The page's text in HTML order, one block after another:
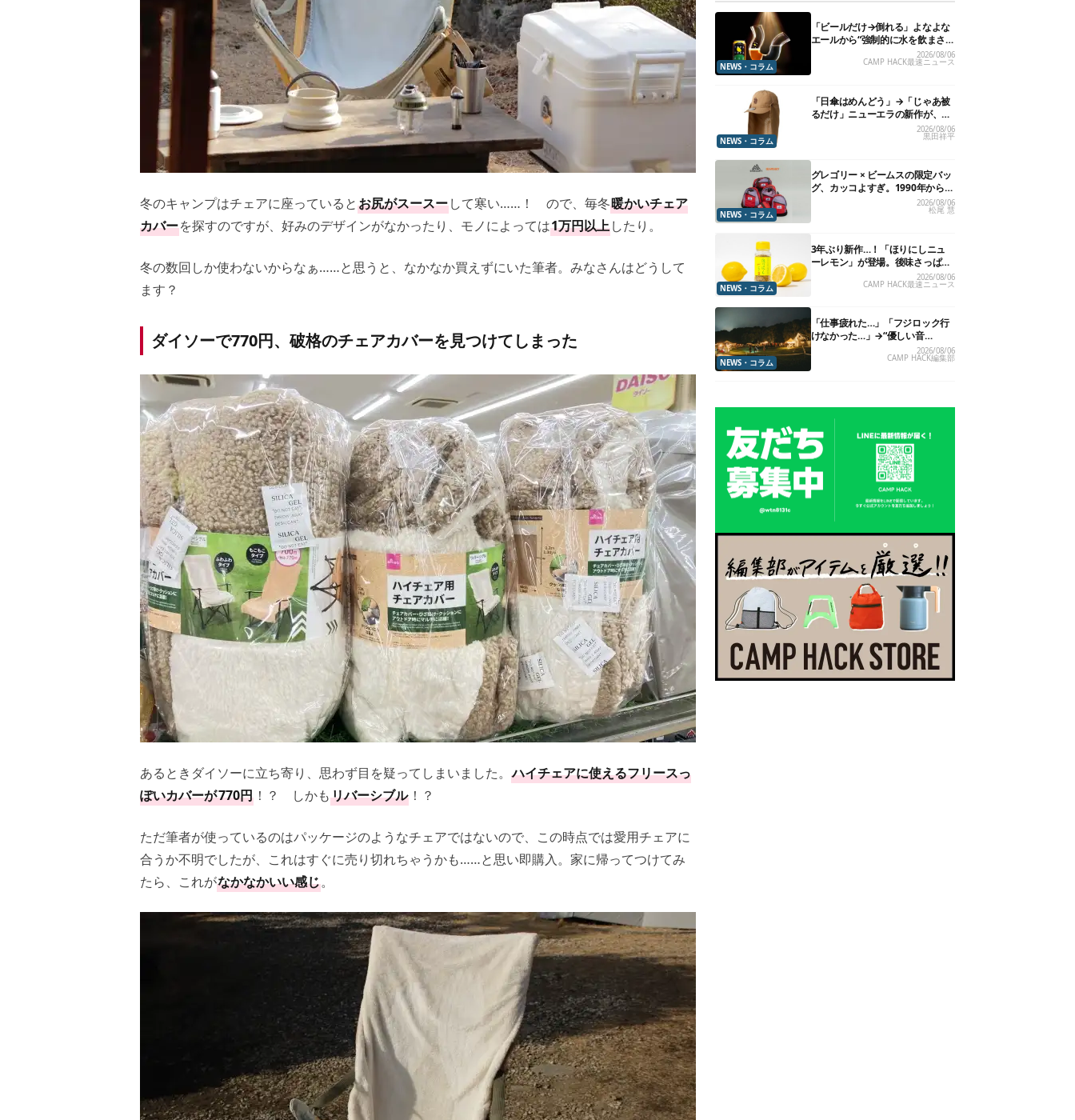
冬のキャンプはチェアに座っているとお尻がスースーして寒い……！ ので、毎冬暖かいチェア
カバーを探すのですが、好みのデザインがなかったり、モノによっては1万円以上したり。
冬の数回しか使わないからなぁ……と思うと、なかなか買えずにいた筆者。みなさんはどうして
ます？
ダイソーで770円、破格のチェアカバーを見つけてしまった
あるときダイソーに立ち寄り、思わず目を疑ってしまいました。 ハイチェアに使えるフリースっ
ぽいカバーが770円！？ しかもリバーシブル！？
ただ筆者が使っているのはパッケージのようなチェアではないので、この時点では愛用チェアに
合うか不明でしたが、これはすぐに売り切れちゃうかも……と思い即購入。家に帰ってつけてみ
たら、これがなかなかいい感じ。
NEWS・コラム
「ビールだけ→倒れる」よなよな
エールから“強制的に水を飲まさ
2026/08/06
CAMP HACK最速ニュース
NEWS・コラム
「日傘はめんどう」→「じゃあ被
るだけ」ニューエラの新作が、真
2026/08/06
黒田祥平
NEWS・コラム
グレゴリー × ビームスの限定バッ
グ、カッコよすぎ。1990年から“3
年のみ使用”されていた、紫タグ
2026/08/06
松尾 慧
NEWS・コラム
3年ぶり新作…！「ほりにしニュ
ーレモン」が登場。後味さっぱり
の万能スパイス！【8月21日発
2026/08/06
CAMP HACK最速ニュース
NEWS・コラム
「仕事疲れた…」「フジロック行
けなかった…」→“優しい音
楽”と“大きな自然”で治癒。まだ間
2026/08/06
CAMP HACK編集部